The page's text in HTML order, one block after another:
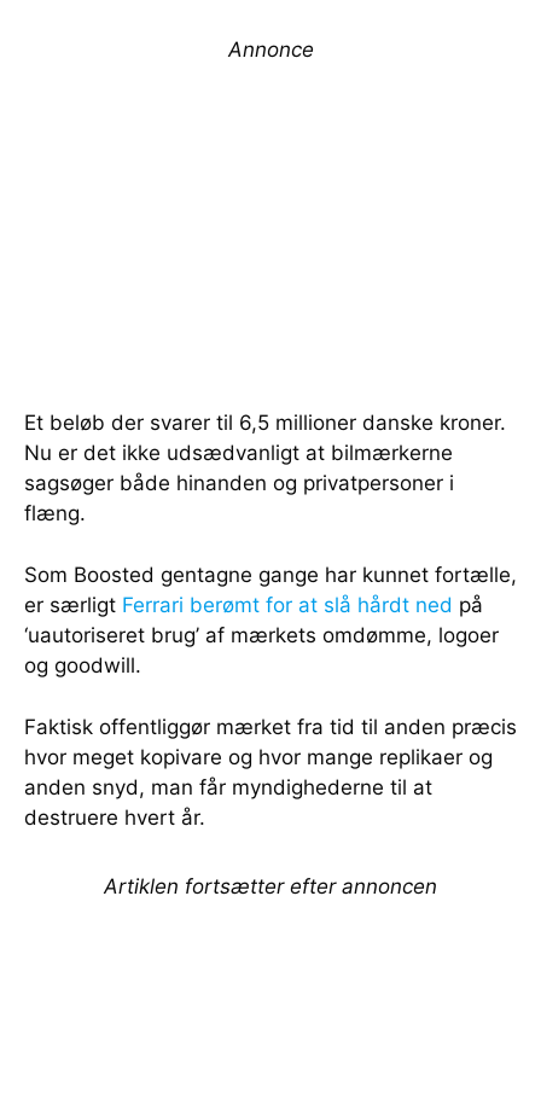
Annonce
Et beløb der svarer til 6,5 millioner danske kroner.
Nu er det ikke udsædvanligt at bilmærkerne
sagsøger både hinanden og privatpersoner i
flæng.
Som Boosted gentagne gange har kunnet fortælle,
er særligt Ferrari berømt for at slå hårdt ned på
‘uautoriseret brug’ af mærkets omdømme, logoer
og goodwill.
Faktisk offentliggør mærket fra tid til anden præcis
hvor meget kopivare og hvor mange replikaer og
anden snyd, man får myndighederne til at
destruere hvert år.
Artiklen fortsætter efter annoncen